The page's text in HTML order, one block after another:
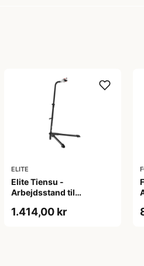
ELITE
Elite Tiensu -
Arbejdsstand til
1.414,00 kr